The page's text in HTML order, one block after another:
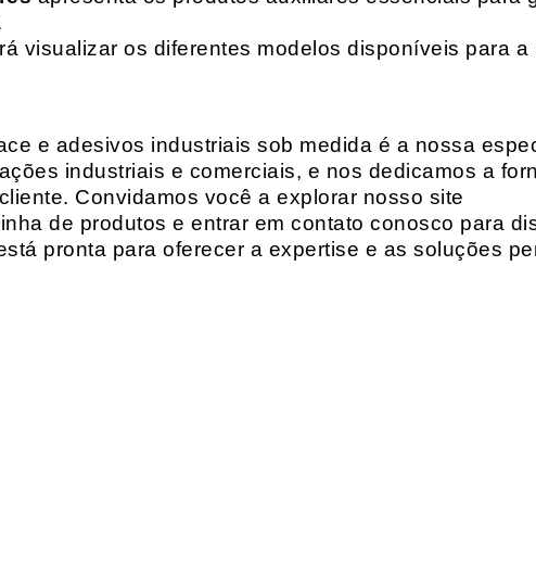
visualizar os diferentes modelos disponíveis para
e adesivos industriais sob medida é a nossa
industriais e comerciais, e nos dedicamos a
Convidamos você a explorar nosso site
de produtos e entrar em contato conosco para
pronta para oferecer a expertise e as soluções